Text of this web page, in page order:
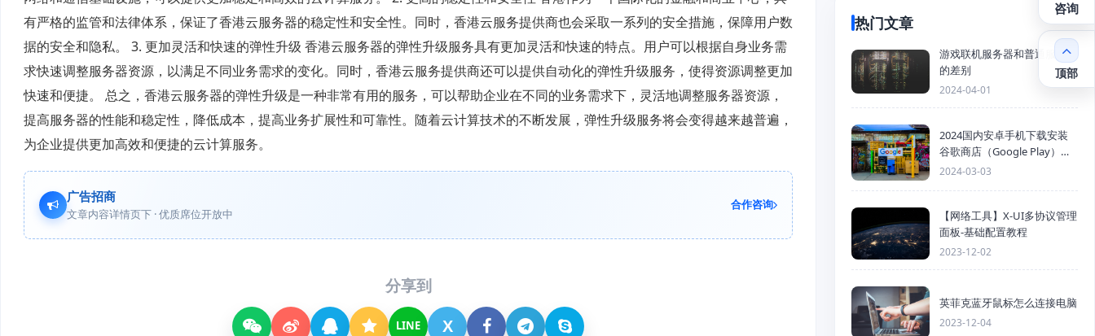
有严格的监管和法律体系，保证了香港云服务器的稳定性和安全性。同时，香港云服务提供商也会采取一系列的安全措施，保障用户数
据的安全和隐私。 3. 更加灵活和快速的弹性升级 香港云服务器的弹性升级服务具有更加灵活和快速的特点。用户可以根据自身业务需
求快速调整服务器资源，以满足不同业务需求的变化。同时，香港云服务提供商还可以提供自动化的弹性升级服务，使得资源调整更加
快速和便捷。 总之，香港云服务器的弹性升级是一种非常有用的服务，可以帮助企业在不同的业务需求下，灵活地调整服务器资源，
提高服务器的性能和稳定性，降低成本，提高业务扩展性和可靠性。随着云计算技术的不断发展，弹性升级服务将会变得越来越普遍，
为企业提供更加高效和便捷的云计算服务。
广告招商
文章内容详情页下 · 优质席位开放中
合作咨询
分享到
LINE X
热门文章
游戏联机服务器和普通服务器
的差别
2024-04-01
2024国内安卓手机下载安装
谷歌商店（Google Play）详
细步骤
2024-03-03
【网络工具】X-UI多协议管理
面板-基础配置教程
2023-12-02
英菲克蓝牙鼠标怎么连接电脑
2023-12-04
咨询
顶部